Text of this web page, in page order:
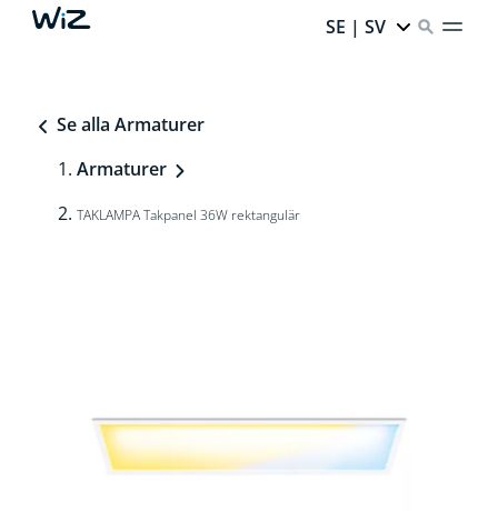
SE | SV
Se alla Armaturer
Armaturer
TAKLAMPA Takpanel 36W rektangulär